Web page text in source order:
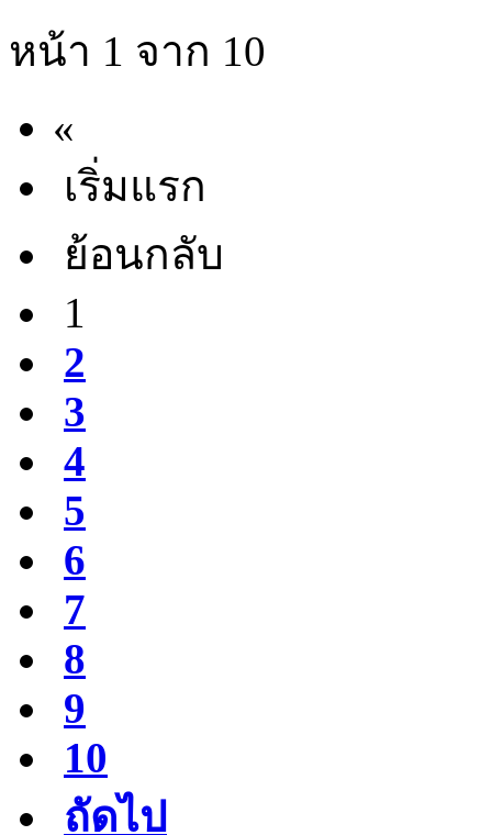
หน้า 1 จาก 10
«
เริ่มแรก
ย้อนกลับ
1
2
3
4
5
6
7
8
9
10
ถัดไป